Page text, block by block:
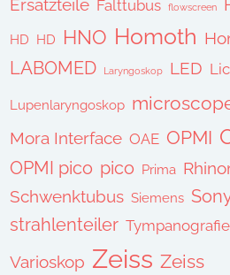
Ersatzteile Falttubus flowscreen
HD HD HNO Homoth
LABOMED Laryngoskop LED
Lupenlaryngoskop
Mora Interface OAE OPMI
OPMI pico pico Prima
Schwenktubus Siemens
strahlenteiler Tympanografie
Varioskop Zeiss Zeiss